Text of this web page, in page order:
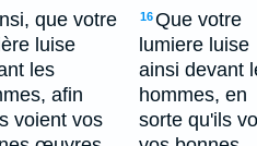
que votre
luise
les
afin
voient vos
16Que votre
lumiere luise
ainsi devant
hommes, en
sorte qu'ils